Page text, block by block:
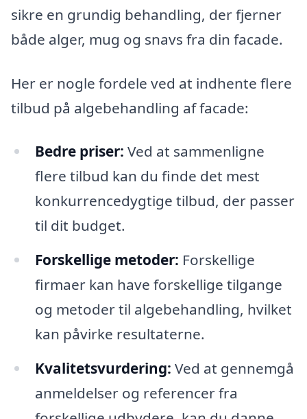
sikre en grundig behandling, der fjerner
både alger, mug og snavs fra din facade.
Her er nogle fordele ved at indhente flere
tilbud på algebehandling af facade:
Bedre priser: Ved at sammenligne
flere tilbud kan du finde det mest
konkurrencedygtige tilbud, der passer
til dit budget.
Forskellige metoder: Forskellige
firmaer kan have forskellige tilgange
og metoder til algebehandling, hvilket
kan påvirke resultaterne.
Kvalitetsvurdering: Ved at gennemgå
anmeldelser og referencer fra